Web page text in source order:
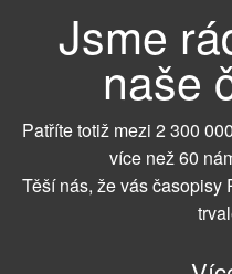
Jsme
naše
Patříte totiž mezi 2 300
více než 60
Těší nás, že vás časopisy